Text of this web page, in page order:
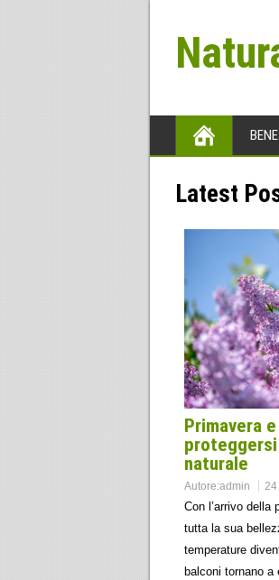
Latest
Primavera
naturale
Autore:admin 24
Con l’arrivo della
tutta la sua
temperature
balconi tornano